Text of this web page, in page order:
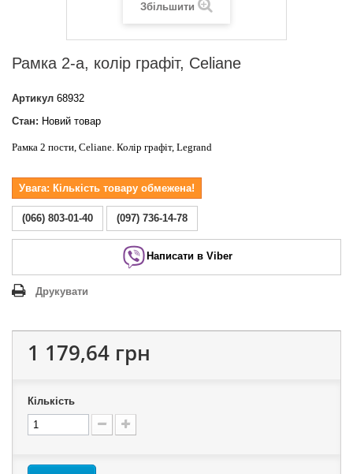
Збільшити
Рамка 2-а, колір графіт, Celiane
Артикул 68932
Стан: Новий товар
Рамка 2 пости, Celiane. Колір графіт, Legrand
Увага: Кількість товару обмежена!
(066) 803-01-40 (097) 736-14-78
Написати в Viber
Друкувати
1 179,64 грн
Кількість